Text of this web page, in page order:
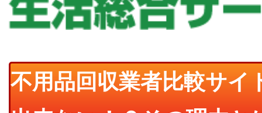
不用品回収業者比較サイ